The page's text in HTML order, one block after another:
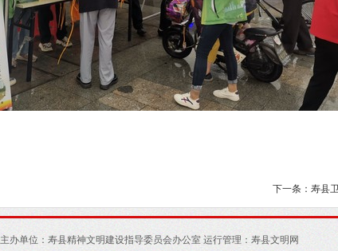
下一条：寿县
主办单位：寿县精神文明建设指导委员会办公室 运行管理：寿县文明网